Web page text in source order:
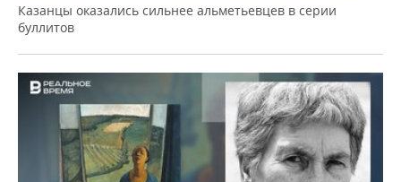
Казанцы оказались сильнее альметьевцев в серии
буллитов